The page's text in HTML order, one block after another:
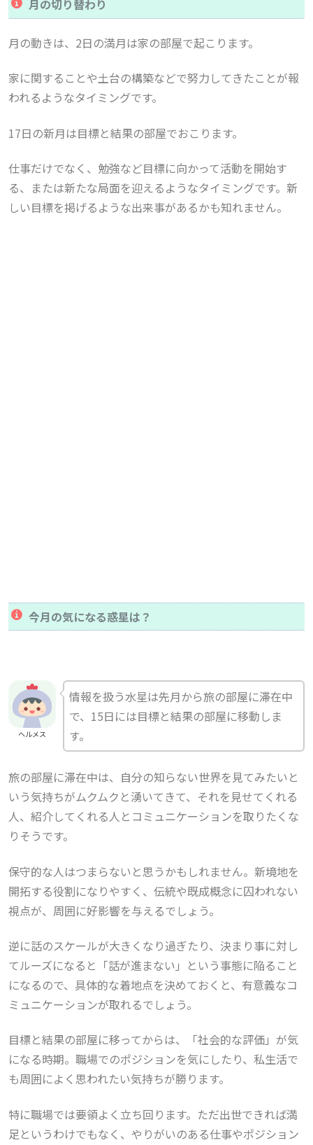
月の切り替わり
月の動きは、2日の満月は家の部屋で起こります。
家に関することや土台の構築などで努力してきたことが報
われるようなタイミングです。
17日の新月は目標と結果の部屋でおこります。
仕事だけでなく、勉強など目標に向かって活動を開始す
る、または新たな局面を迎えるようなタイミングです。新
しい目標を掲げるような出来事があるかも知れません。
今月の気になる惑星は？
ヘルメス
情報を扱う水星は先月から旅の部屋に滞在中
で、15日には目標と結果の部屋に移動しま
す。
旅の部屋に滞在中は、自分の知らない世界を見てみたいと
いう気持ちがムクムクと湧いてきて、それを見せてくれる
人、紹介してくれる人とコミュニケーションを取りたくな
りそうです。
保守的な人はつまらないと思うかもしれません。新境地を
開拓する役割になりやすく、伝統や既成概念に囚われない
視点が、周囲に好影響を与えるでしょう。
逆に話のスケールが大きくなり過ぎたり、決まり事に対し
てルーズになると「話が進まない」という事態に陥ること
になるので、具体的な着地点を決めておくと、有意義なコ
ミュニケーションが取れるでしょう。
目標と結果の部屋に移ってからは、「社会的な評価」が気
になる時期。職場でのポジションを気にしたり、私生活で
も周囲によく思われたい気持ちが勝ります。
特に職場では要領よく立ち回ります。ただ出世できれば満
足というわけでもなく、やりがいのある仕事やポジション